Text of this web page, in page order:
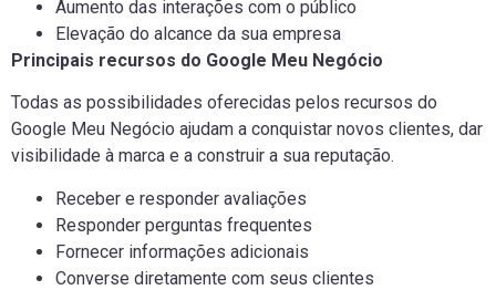
Aumento das interações com o público
Elevação do alcance da sua empresa
Principais recursos do Google Meu Negócio
Todas as possibilidades oferecidas pelos recursos do
Google Meu Negócio ajudam a conquistar novos clientes, dar
visibilidade à marca e a construir a sua reputação.
Receber e responder avaliações
Responder perguntas frequentes
Fornecer informações adicionais
Converse diretamente com seus clientes